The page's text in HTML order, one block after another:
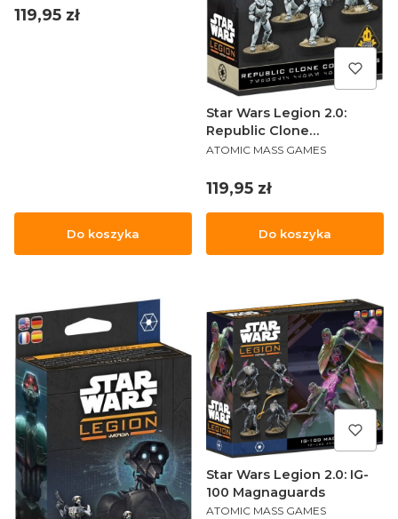
Cena
119,95 zł
Do koszyka
Star Wars Legion 2.0:
Republic Clone
Commandos
PRODUCENT
ATOMIC MASS GAMES
Cena
119,95 zł
Do koszyka
Star Wars Legion 2.0: IG-
100 Magnaguards
PRODUCENT
ATOMIC MASS GAMES